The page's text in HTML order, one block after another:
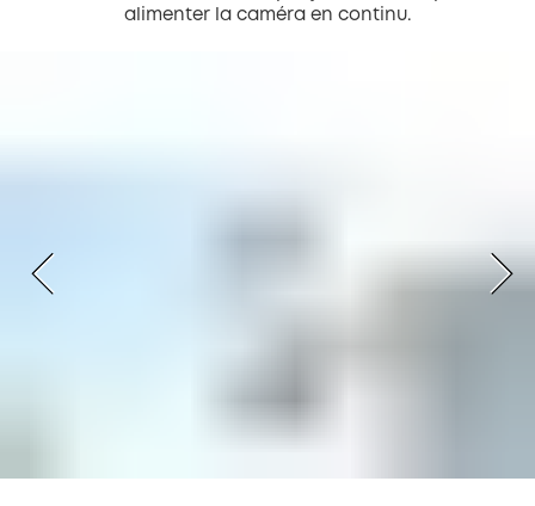
alimenter la caméra en continu.